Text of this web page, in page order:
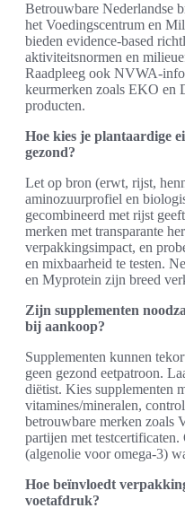
Betrouwbare Nederlandse
het Voedingscentrum en
bieden evidence-based
aktiviteitsnormen en
Raadpleeg ook NVWA-
keurmerken zoals EKO en
producten.
Hoe kies je plantaardige
gezond?
Let op bron (erwt, rijst,
aminozuurprofiel en
gecombineerd met rijst
merken met transparante
verpakkingsimpact, en
en mixbaarheid te testen.
en Myprotein zijn breed
Zijn supplementen
bij aankoop?
Supplementen kunnen
geen gezond eetpatroon.
diëtist. Kies supplementen
vitamines/mineralen,
betrouwbare merken zoals
partijen met
(algenolie voor omega-3)
Hoe beïnvloedt
voetafdruk?